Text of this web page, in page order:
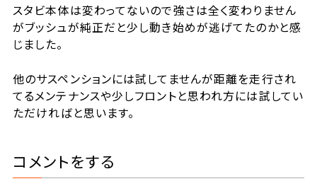
スタビ本体は変わってないので強さは全く変わりません
がブッシュが純正だと少し動き始めが逃げてたのかと感
じました。
他のサスペンションには試してませんが距離を走行され
てるメンテナンスや少しフロントと思われ方には試してい
ただければと思います。
コメントをする